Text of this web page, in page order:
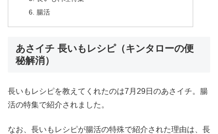
腸活
あさイチ 長いもレシピ（キンタローの便
秘解消）
長いもレシピを教えてくれたのは7月29日のあさイチ。腸
活の特集で紹介されました。
なお、長いもレシピが腸活の特殊で紹介された理由は、長